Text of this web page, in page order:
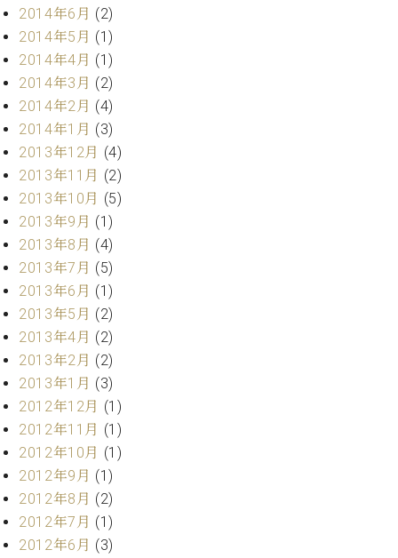
房
ブ
ロ
グ
ア
ク
ス
お
問
い
合
せ
ア
テ
ィ
ス
ト
カ
ス
タ
マ
ー
サ
2014年6月 (2)
2014年5月 (1)
2014年4月 (1)
2014年3月 (2)
2014年2月 (4)
2014年1月 (3)
2013年12月 (4)
2013年11月 (2)
2013年10月 (5)
2013年9月 (1)
2013年8月 (4)
2013年7月 (5)
2013年6月 (1)
2013年5月 (2)
2013年4月 (2)
2013年2月 (2)
2013年1月 (3)
2012年12月 (1)
2012年11月 (1)
2012年10月 (1)
2012年9月 (1)
2012年8月 (2)
2012年7月 (1)
2012年6月 (3)